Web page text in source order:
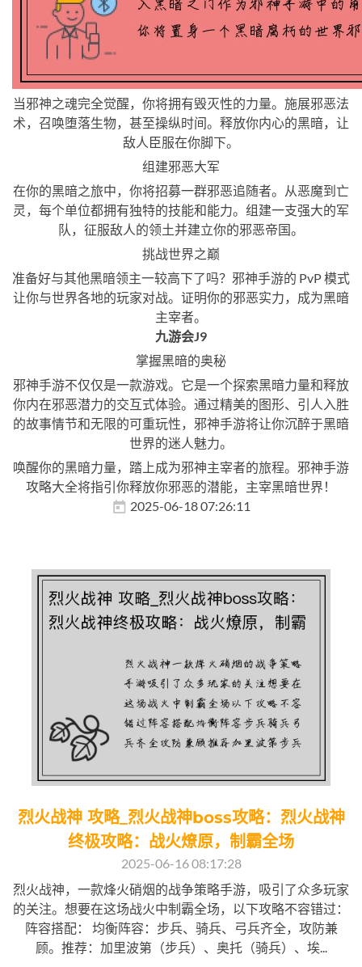
当邪神之魂完全觉醒，你将拥有毁灭性的力量。施展邪恶法
术，召唤堕落生物，甚至操纵时间。释放你内心的黑暗，让
敌人臣服在你脚下。
组建邪恶大军
在你的黑暗之旅中，你将招募一群邪恶追随者。从恶魔到亡
灵，每个单位都拥有独特的技能和能力。组建一支强大的军
队，征服敌人的领土并建立你的邪恶帝国。
挑战世界之巅
准备好与其他黑暗领主一较高下了吗？邪神手游的 PvP 模式
让你与世界各地的玩家对战。证明你的邪恶实力，成为黑暗
主宰者。
九游会J9
掌握黑暗的奥秘
邪神手游不仅仅是一款游戏。它是一个探索黑暗力量和释放
你内在邪恶潜力的交互式体验。通过精美的图形、引人入胜
的故事情节和无限的可重玩性，邪神手游将让你沉醉于黑暗
世界的迷人魅力。
唤醒你的黑暗力量，踏上成为邪神主宰者的旅程。邪神手游
攻略大全将指引你释放你邪恶的潜能，主宰黑暗世界！
2025-06-18 07:26:11
烈火战神 攻略_烈火战神boss攻略：烈火战神
终极攻略：战火燎原，制霸全场
2025-06-16 08:17:28
烈火战神，一款烽火硝烟的战争策略手游，吸引了众多玩家
的关注。想要在这场战火中制霸全场，以下攻略不容错过：
阵容搭配： 均衡阵容：步兵、骑兵、弓兵齐全，攻防兼
顾。推荐：加里波第（步兵）、奥托（骑兵）、埃...